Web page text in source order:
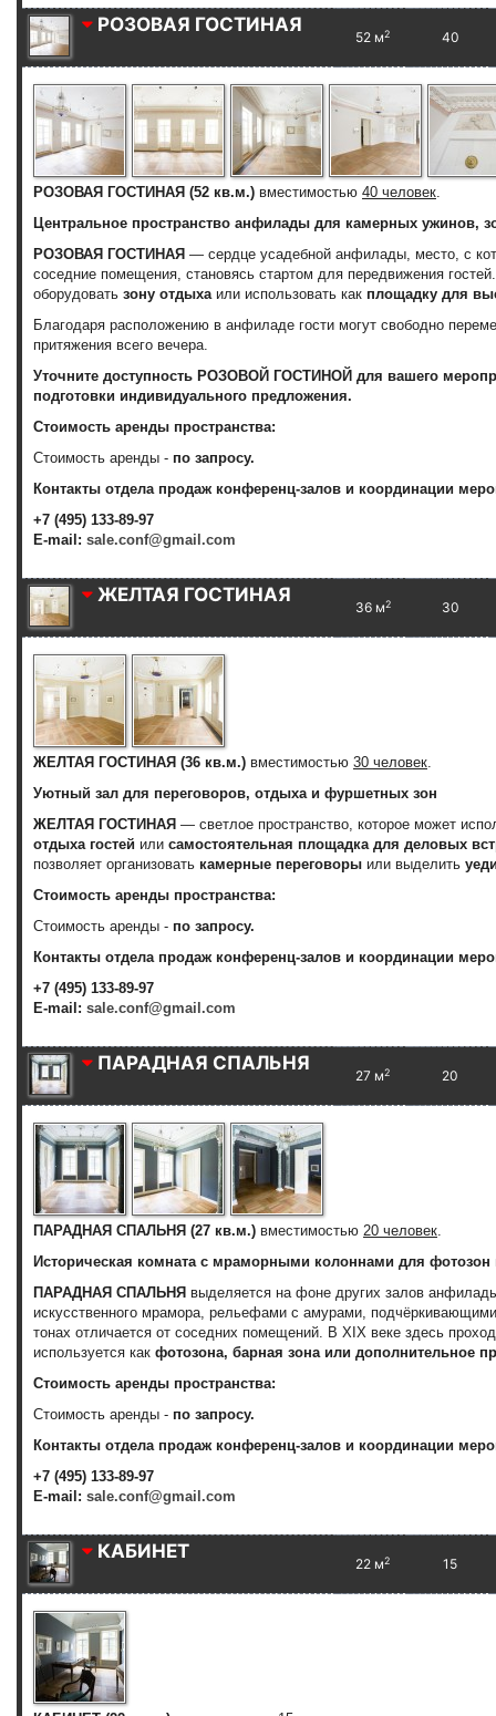
РОЗОВАЯ ГОСТИНАЯ
52 м2 40
РОЗОВАЯ ГОСТИНАЯ (52 кв.м.) вместимостью 40 человек.
Центральное пространство анфилады для камерных ужинов,
РОЗОВАЯ ГОСТИНАЯ — сердце усадебной анфилады, место, с
соседние помещения, становясь стартом для передвижения
оборудовать зону отдыхаили использовать как площадку для
Благодаря расположению в анфиладе гости могут свободно
притяжения всего вечера.
Уточните доступность РОЗОВОЙ ГОСТИНОЙ для вашего
подготовки индивидуального предложения.
Стоимость аренды пространства:
Стоимость аренды - по запросу.
Контакты отдела продаж конференц-залов и координации
+7 (495) 133-89-97
E-mail: sale.conf@gmail.com
ЖЕЛТАЯ ГОСТИНАЯ
36 м2 30
ЖЕЛТАЯ ГОСТИНАЯ (36 кв.м.) вместимостью 30 человек.
Уютный зал для переговоров, отдыха и фуршетных зон
ЖЕЛТАЯ ГОСТИНАЯ — светлое пространство, которое может
отдыха гостей или самостоятельная площадка для деловых
позволяет организовать камерные переговоры или выделить
Стоимость аренды пространства:
Стоимость аренды - по запросу.
Контакты отдела продаж конференц-залов и координации
+7 (495) 133-89-97
E-mail: sale.conf@gmail.com
ПАРАДНАЯ СПАЛЬНЯ
27 м2 20
ПАРАДНАЯ СПАЛЬНЯ (27 кв.м.) вместимостью 20 человек.
Историческая комната с мраморными колоннами для фотозон
ПАРАДНАЯ СПАЛЬНЯ выделяется на фоне других залов
искусственного мрамора, рельефами с амурами,
тонах отличается от соседних помещений. В XIX веке здесь
используется как фотозона, барная зона или дополнительное
Стоимость аренды пространства:
Стоимость аренды - по запросу.
Контакты отдела продаж конференц-залов и координации
+7 (495) 133-89-97
E-mail: sale.conf@gmail.com
КАБИНЕТ
22 м2 15